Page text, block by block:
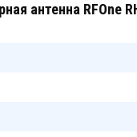
антенна RFOne